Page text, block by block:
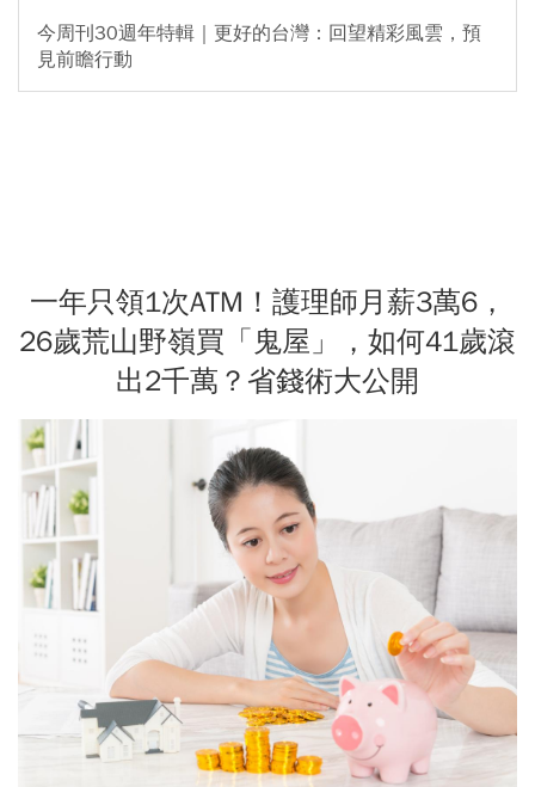
今周刊30週年特輯｜更好的台灣：回望精彩風雲，預
見前瞻行動
一年只領1次ATM！護理師月薪3萬6，
26歲荒山野嶺買「鬼屋」，如何41歲滾
出2千萬？省錢術大公開